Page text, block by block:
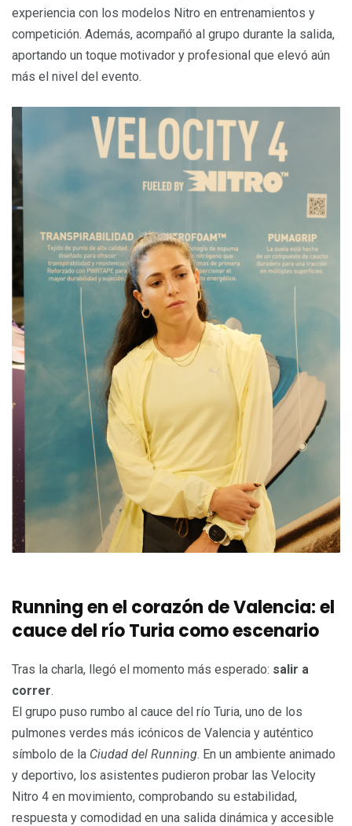
experiencia con los modelos Nitro en entrenamientos y
competición. Además, acompañó al grupo durante la salida,
aportando un toque motivador y profesional que elevó aún
más el nivel del evento.
Running en el corazón de Valencia: el
cauce del río Turia como escenario
Tras la charla, llegó el momento más esperado: salir a
correr.
El grupo puso rumbo al cauce del río Turia, uno de los
pulmones verdes más icónicos de Valencia y auténtico
símbolo de la Ciudad del Running. En un ambiente animado
y deportivo, los asistentes pudieron probar las Velocity
Nitro 4 en movimiento, comprobando su estabilidad,
respuesta y comodidad en una salida dinámica y accesible